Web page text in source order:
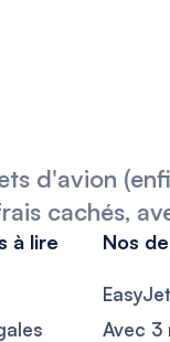
d'avion
cachés,
à lire Nos